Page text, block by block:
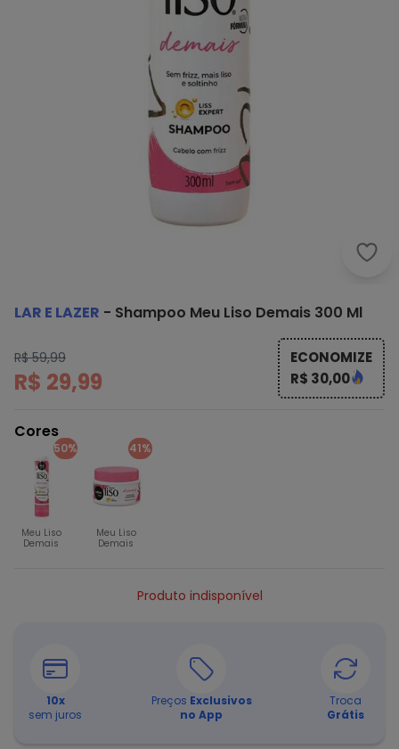
Lar
LAR E LAZER - Shampoo Meu Liso Demais 300 Ml
R$ 59,99
R$ 29,99
ECONOMIZE
R$ 30,00
Cores
50%
Meu Liso
Demais
41%
Meu Liso
Demais
Produto indisponível
10x
sem juros
Preços Exclusivos
no App
Troca
Grátis